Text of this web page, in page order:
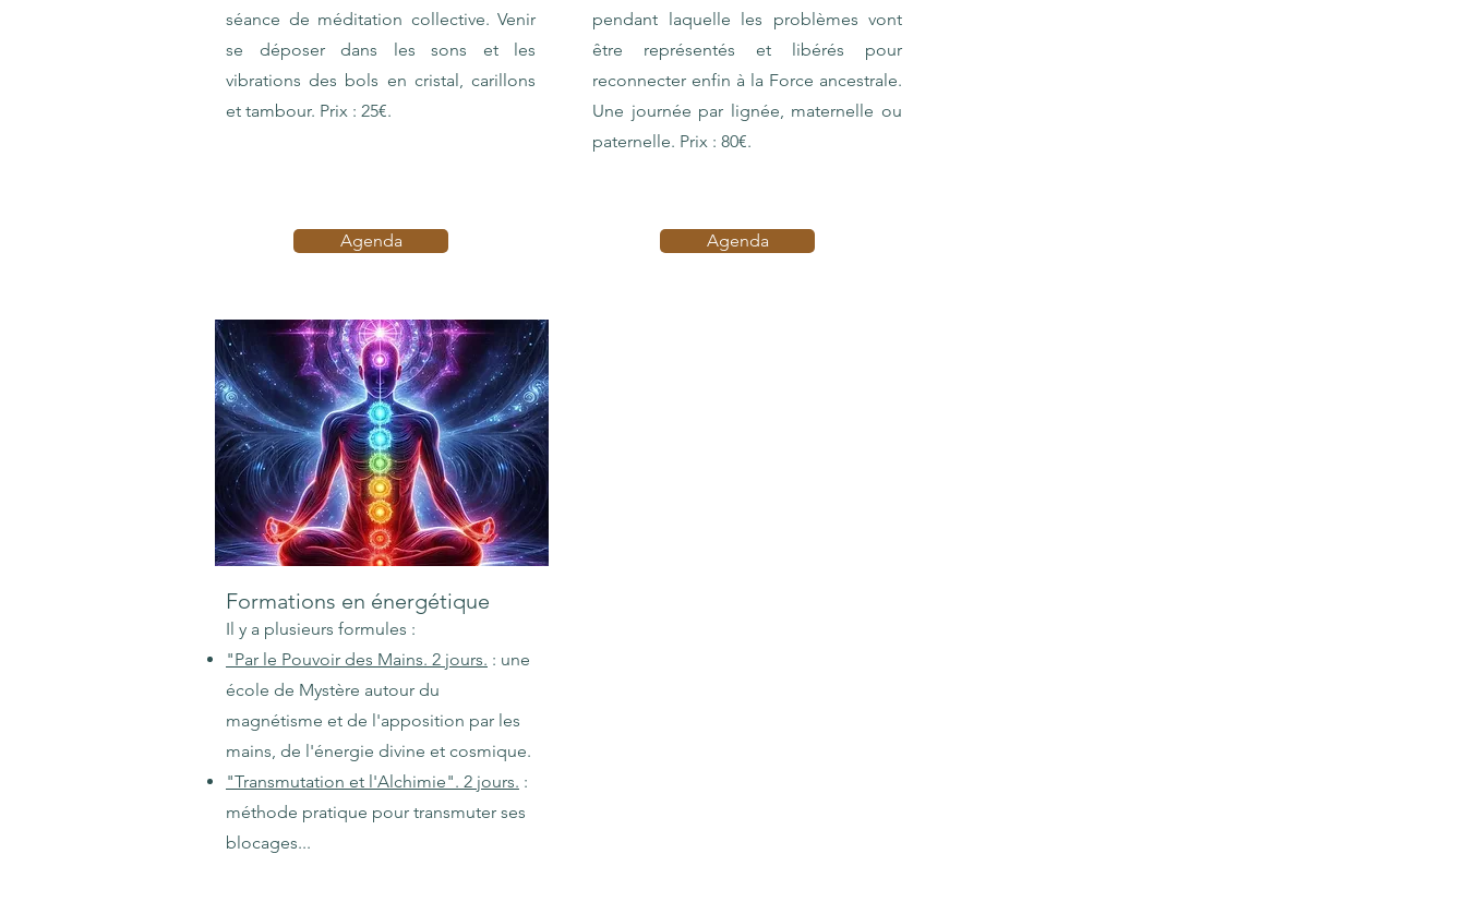
séance de méditation collective. Venir
se déposer dans les sons et les
vibrations des bols en cristal, carillons
et tambour. Prix : 25€.
Agenda
pendant laquelle les problèmes vont
être représentés et libérés pour
reconnecter enfin à la Force ancestrale.
Une journée par lignée, maternelle ou
paternelle. Prix : 80€.
Agenda
Formations en énergétique
Il y a plusieurs formules :
"Par le Pouvoir des Mains. 2 jours. : une
école de Mystère autour du
magnétisme et de l'apposition par les
mains, de l'énergie divine et cosmique.
"Transmutation et l'Alchimie". 2 jours. :
méthode pratique pour transmuter ses
blocages...